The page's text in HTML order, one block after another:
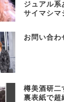
ジュアル系
サイマシマ
お問い合わ
樽美酒研二
裏表紙で超